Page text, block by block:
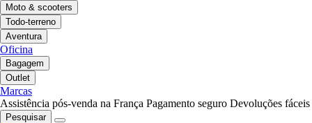
Moto & scooters
Todo-terreno
Aventura
Oficina
Bagagem
Outlet
Marcas
Assistência pós-venda na França Pagamento seguro Devoluções fáceis
Pesquisar